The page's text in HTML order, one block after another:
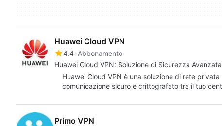
Huawei Cloud VPN
4.4 Abbonamento
Huawei Cloud VPN: Soluzione di Sicurezza Avanzata
Huawei Cloud VPN è una soluzione di rete
comunicazione sicuro e crittografato tra il tuo
Primo VPN